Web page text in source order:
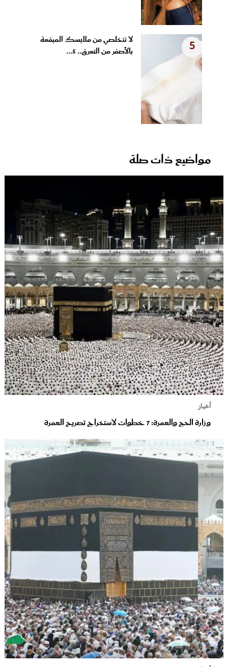
5
لا تتخلصي من ملابسك المبقعة
بالأصفر من التعرق.. 5...
مواضيع ذات صلة
أخبار
وزارة الحج والعمرة: 7 خطوات لاستخراج تصريح العمرة